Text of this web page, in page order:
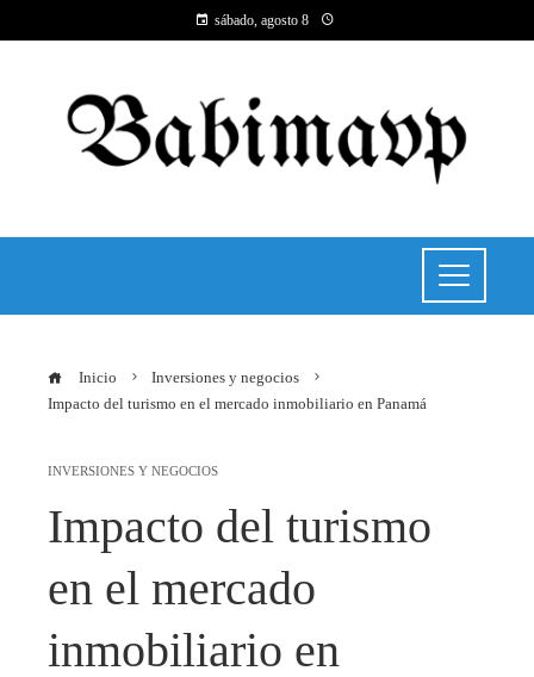
sábado, agosto 8
Inicio
Inversiones y negocios
Impacto del turismo en el mercado inmobiliario en Panamá
INVERSIONES Y NEGOCIOS
Impacto del turismo
en el mercado
inmobiliario en